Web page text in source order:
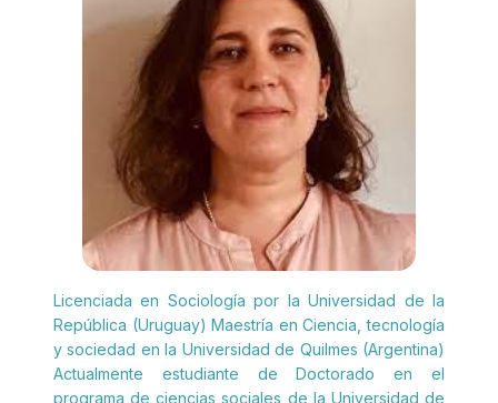
Licenciada en Sociología por la Universidad de la
República (Uruguay) Maestría en Ciencia, tecnología
y sociedad en la Universidad de Quilmes (Argentina)
Actualmente estudiante de Doctorado en el
programa de ciencias sociales de la Universidad de